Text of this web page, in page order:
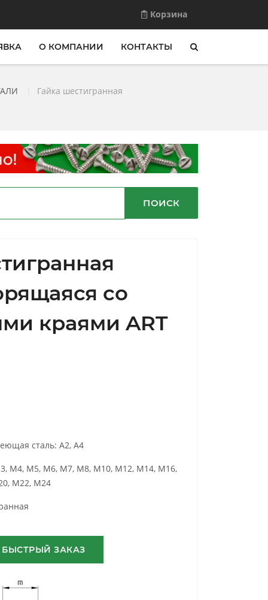
Корзина
О КОМПАНИИ КОНТАКТЫ
Гайка шестигранная
ПОИСК
со
краями ART
сталь: А2, А4
М4, М5, М6, М7, М8, М10, М12, М14, М16,
М22, М24
БЫСТРЫЙ ЗАКАЗ